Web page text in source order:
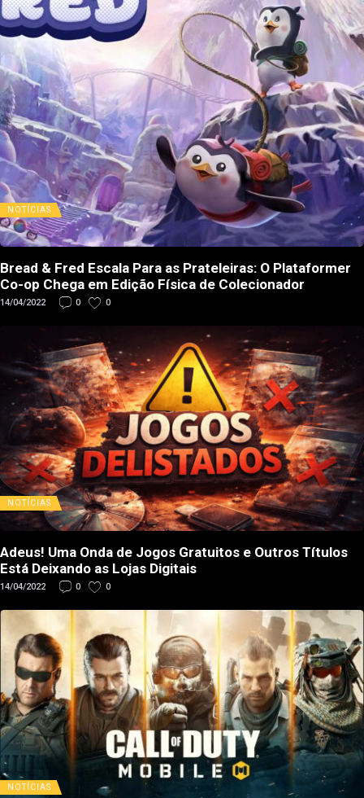
NOTÍCIAS
Bread & Fred Escala Para as Prateleiras: O Plataformer
Co-op Chega em Edição Física de Colecionador
14/04/2022 0 0
NOTÍCIAS
Adeus! Uma Onda de Jogos Gratuitos e Outros Títulos
Está Deixando as Lojas Digitais
14/04/2022 0 0
NOTÍCIAS